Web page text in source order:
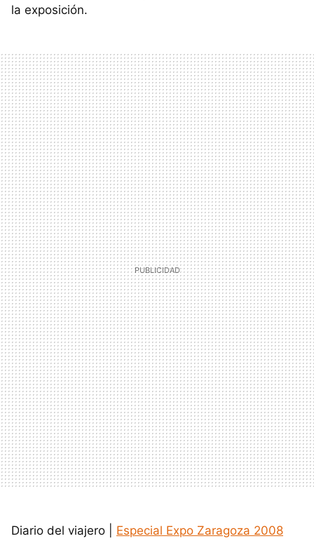
la exposición.
Diario del viajero | Especial Expo Zaragoza 2008